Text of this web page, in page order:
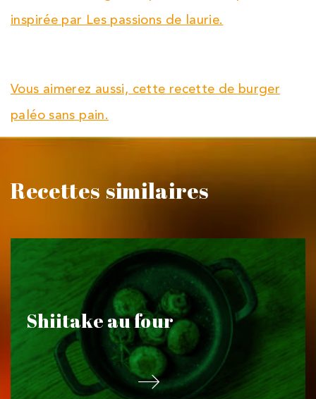
inspirée par Les passions de laurie.
Vous aimerez aussi, cette recette de burger
paléo sans pain.
Recettes similaires
Shiitake au four